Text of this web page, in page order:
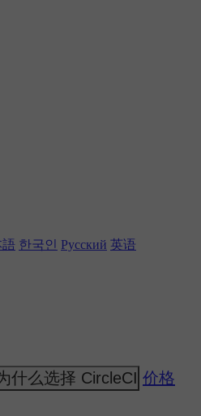
語 한국인 Русский 英语
什么选择 CircleCI 价格